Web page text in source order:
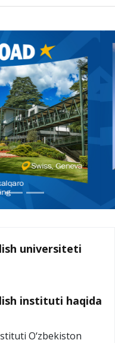
universiteti
instituti haqida
O‘zbekiston